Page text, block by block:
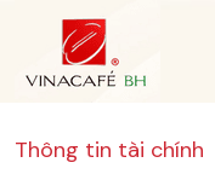
Thông tin tài chính